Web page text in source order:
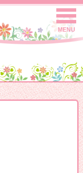
MENU